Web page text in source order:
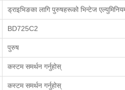
ड्राइभिङका लागि पुरुषहरूको भिन्टेज
BD725C2
पुरुष
कस्टम समर्थन गर्नुहोस्
कस्टम समर्थन गर्नुहोस्